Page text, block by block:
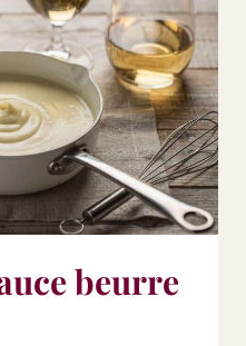
beurre